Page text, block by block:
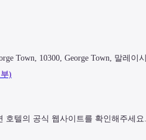
Town, 10300, George Town, 말레이
)
호텔의 공식 웹사이트를 확인해주세요.